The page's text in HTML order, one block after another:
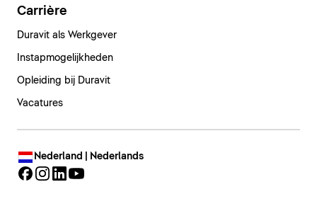
Carrière
Duravit als Werkgever
Instapmogelijkheden
Opleiding bij Duravit
Vacatures
Nederland | Nederlands